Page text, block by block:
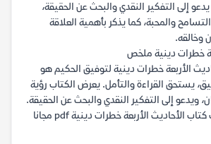
إلى التفكير النقدي والبحث عن الحقيقة،
والمحبة، كما يذكر بأهمية العلاقة
وخالقه.
خطرات دينية ملخص
الأربعة خطرات دينية لتوفيق الحكيم هو
يستحق القراءة والتأمل. يعرض الكتاب رؤية
ويدعو إلى التفكير النقدي والبحث عن الحقيقة.
يمكنك تحميل الكتاب كتاب الأحاديث الأربعة خطرات دينية pdf مجانا